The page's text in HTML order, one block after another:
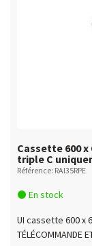
Cassette 600 x
triple C
Référence: RAI35RPE
En stock
UI cassette 600 x
TÉLÉCOMMANDE